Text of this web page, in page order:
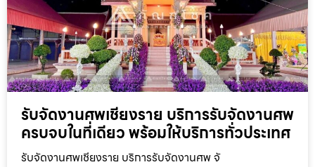
รับจัดงานศพเชียงราย บริการรับจัดงานศพ
ครบจบในที่เดียว พร้อมให้บริการทั่วประเทศ
รับจัดงานศพเชียงราย บริการรับจัดงานศพ จั